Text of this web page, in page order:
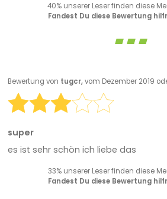
40% unserer Leser finden diese
Fandest Du diese Bewertung
Bewertung von tugcr,vom Dezember 2019
super
es ist sehr schön ich liebe das
33% unserer Leser finden diese
Fandest Du diese Bewertung